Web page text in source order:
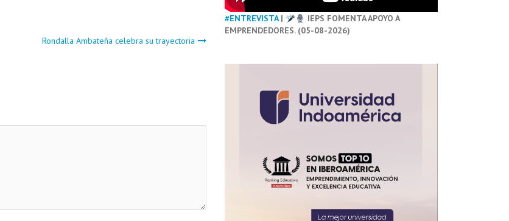
Rondalla Ambateña celebra su trayectoria
#ENTREVISTA|
IEPS FOMENTA APOYO A
EMPRENDEDORES. (05-08-2026)